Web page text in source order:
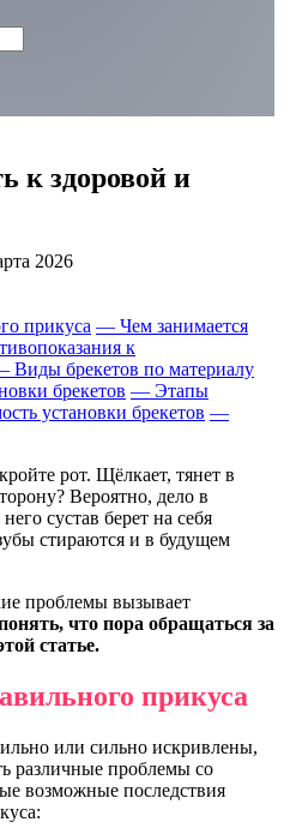
к здоровой и
2026
прикуса — Чем занимается
к
Виды брекетов по материалу
брекетов — Этапы
установки брекетов —
рот. Щёлкает, тянет в
Вероятно, дело в
сустав берет на себя
стираются и в будущем
проблемы вызывает
что пора обращаться за
статье.
прикуса
или сильно искривлены,
различные проблемы со
возможные последствия